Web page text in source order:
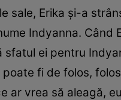
sale, Erika şi-a
Indyanna.
sfatul ei pentru
poate fi de folos,
ar vrea să aleagă,